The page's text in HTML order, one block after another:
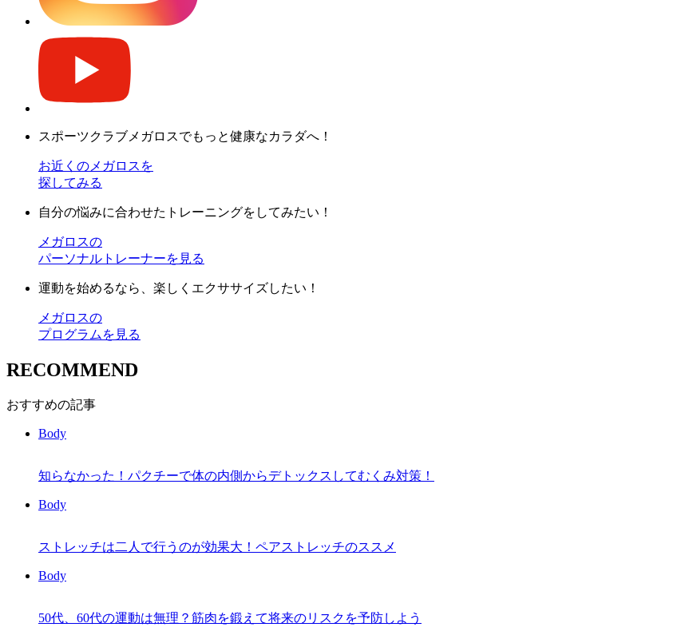
スポーツクラブメガロスでもっと健康なカラダへ！
お近くのメガロスを
探してみる
自分の悩みに合わせたトレーニングをしてみたい！
メガロスの
パーソナルトレーナーを見る
運動を始めるなら、楽しくエクササイズしたい！
メガロスの
プログラムを見る
RECOMMEND
おすすめの記事
Body
知らなかった！パクチーで体の内側からデトックスしてむくみ対策！
Body
ストレッチは二人で行うのが効果大！ペアストレッチのススメ
Body
50代、60代の運動は無理？筋肉を鍛えて将来のリスクを予防しよう